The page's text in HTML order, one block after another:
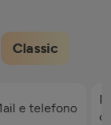
Classic
e telefono